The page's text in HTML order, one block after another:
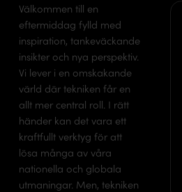
Välkommen till en
eftermiddag fylld med
inspiration, tankeväckande
insikter och nya perspektiv.
Vi lever i en omskakande
värld där tekniken får en
allt mer central roll. I rätt
händer kan det vara ett
kraftfullt verktyg för att
lösa många av våra
nationella och globala
utmaningar. Men, tekniken